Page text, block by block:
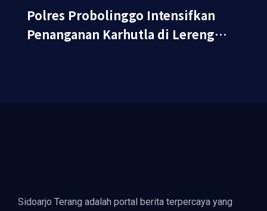
Polres Probolinggo Intensifkan
Penanganan Karhutla di Lereng
Sidoarjo Terang adalah portal berita terpercaya yang